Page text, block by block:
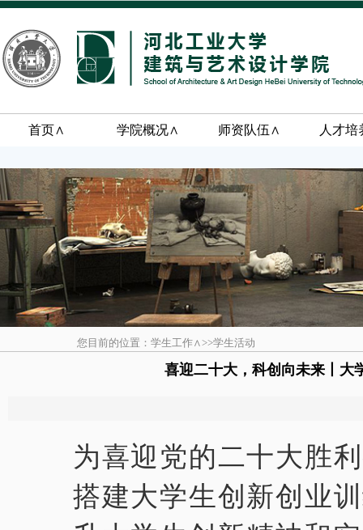
首页∧ 学院概况∧ 师资队伍∧ 人才
您目前的位置：学生工作∧>>学生活动
喜迎二十大，科创向未来丨大
为喜迎党的二十大胜
搭建大学生创新创业